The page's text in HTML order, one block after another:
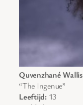
Quvenzhané Wallis
“The Ingenue”
Leeftijd:13